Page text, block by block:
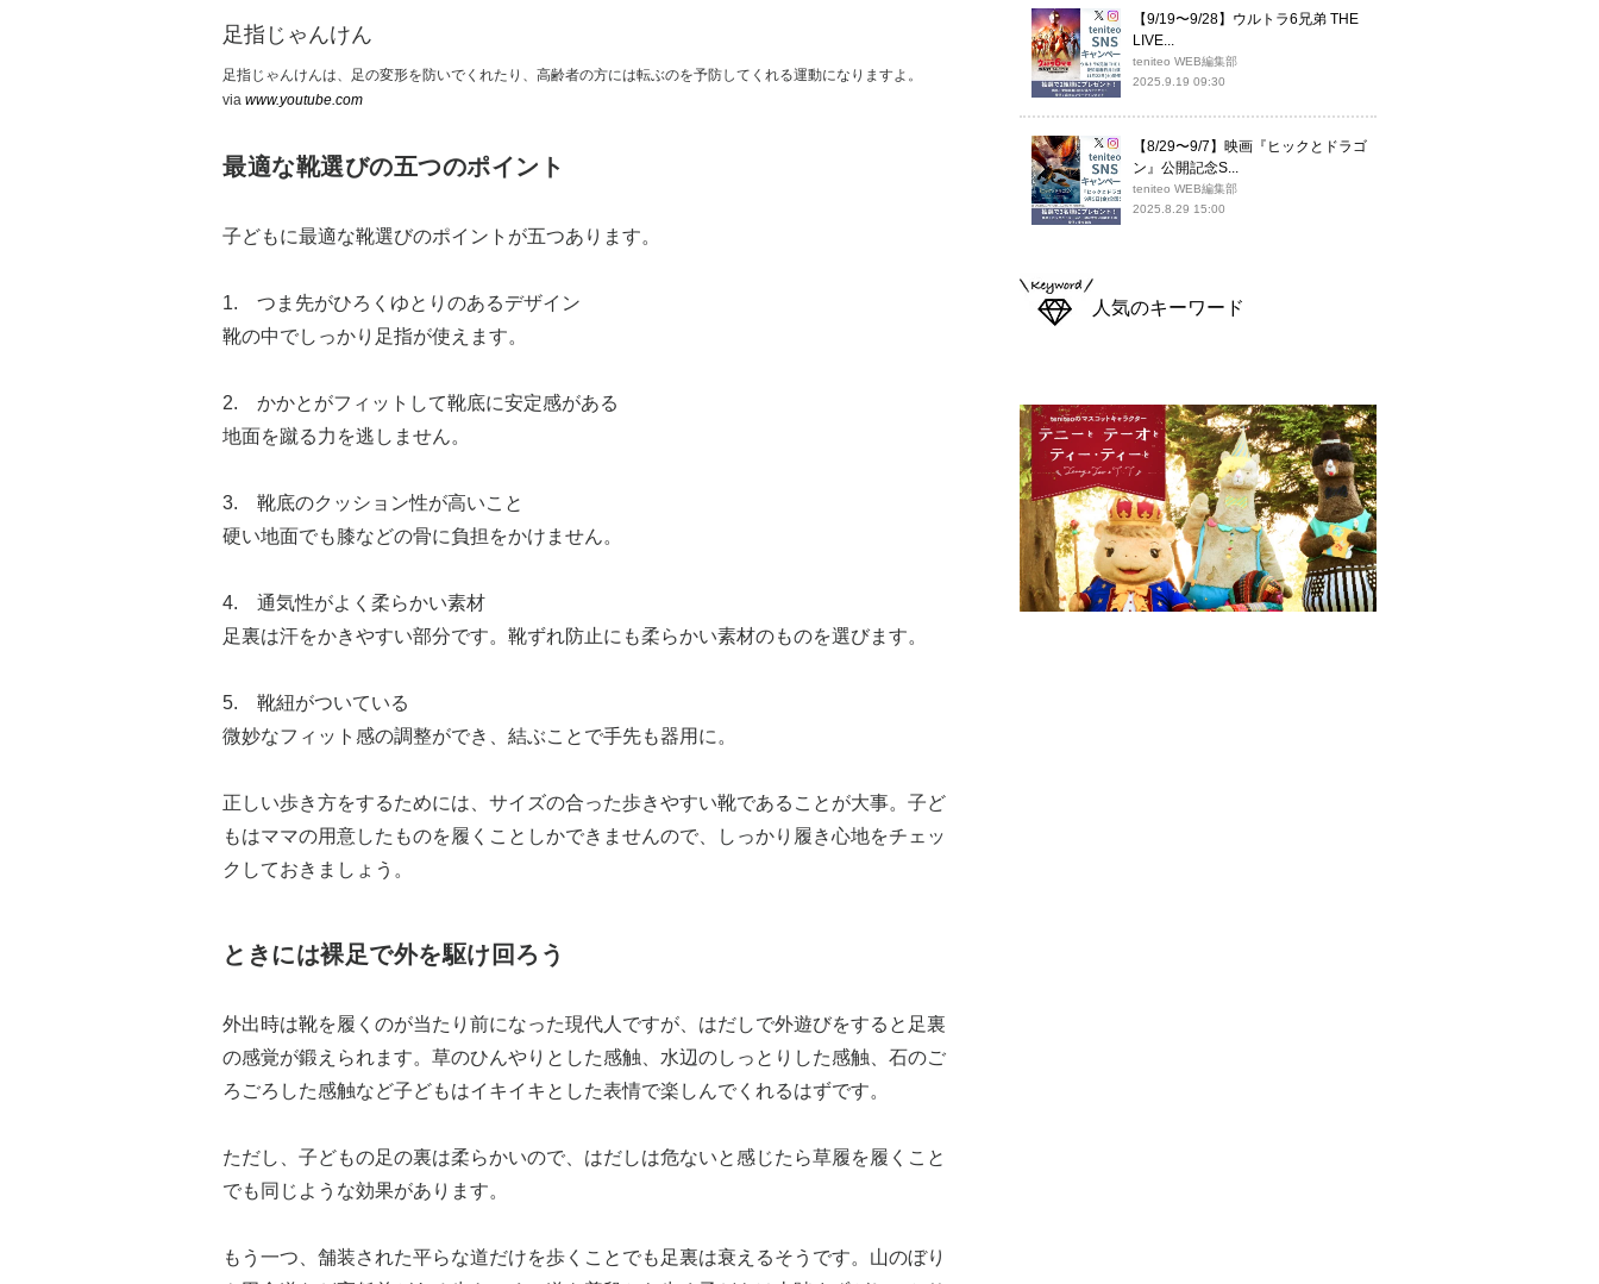
足指じゃんけん
足指じゃんけんは、足の変形を防いでくれたり、高齢者の方には転ぶのを予防してくれる運動になりますよ。
via www.youtube.com
最適な靴選びの五つのポイント
子どもに最適な靴選びのポイントが五つあります。
1. つま先がひろくゆとりのあるデザイン
靴の中でしっかり足指が使えます。
2. かかとがフィットして靴底に安定感がある
地面を蹴る力を逃しません。
3. 靴底のクッション性が高いこと
硬い地面でも膝などの骨に負担をかけません。
4. 通気性がよく柔らかい素材
足裏は汗をかきやすい部分です。靴ずれ防止にも柔らかい素材のものを選びます。
5. 靴紐がついている
微妙なフィット感の調整ができ、結ぶことで手先も器用に。
正しい歩き方をするためには、サイズの合った歩きやすい靴であることが大事。子ど
もはママの用意したものを履くことしかできませんので、しっかり履き心地をチェッ
クしておきましょう。
ときには裸足で外を駆け回ろう
外出時は靴を履くのが当たり前になった現代人ですが、はだしで外遊びをすると足裏
の感覚が鍛えられます。草のひんやりとした感触、水辺のしっとりした感触、石のご
ろごろした感触など子どもはイキイキとした表情で楽しんでくれるはずです。
ただし、子どもの足の裏は柔らかいので、はだしは危ないと感じたら草履を履くこと
でも同じような効果があります。
もう一つ、舗装された平らな道だけを歩くことでも足裏は衰えるそうです。山のぼり
【9/19〜9/28】ウルトラ6兄弟 THE
LIVE...
teniteo WEB編集部
2025.9.19 09:30
【8/29〜9/7】映画『ヒックとドラゴ
ン』公開記念S...
teniteo WEB編集部
2025.8.29 15:00
人気のキーワード